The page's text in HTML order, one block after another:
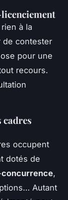
à la
de contester
pour une
recours.
occupent
dotés de
,
Autant